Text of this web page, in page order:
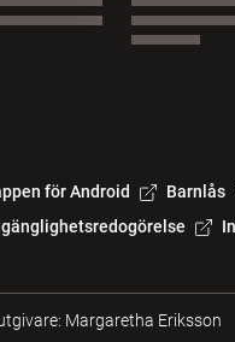
för Android Barnlås
Margaretha Eriksson